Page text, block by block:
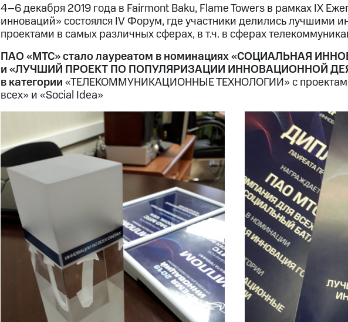
4–6декабря 2019 года в Fairmont Baku, Flame Towers в рамках IX
инноваций» состоялся IV Форум, где участники делились лучшими
проектами в самых различных сферах, в т.ч. в сферах
ПАО «МТС» стало лауреатом в номинациях «СОЦИАЛЬНАЯ
и «ЛУЧШИЙ ПРОЕКТ ПО ПОПУЛЯРИЗАЦИИ ИННОВАЦИОННОЙ
в категории«ТЕЛЕКОММУНИКАЦИОННЫЕ ТЕХНОЛОГИИ» с
всех» и «Social Idea»